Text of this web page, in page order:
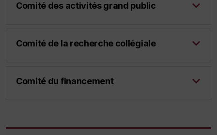
Comité des activités grand public
Comité de la recherche collégiale
Comité du financement